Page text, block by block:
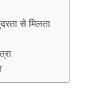
से मिलता